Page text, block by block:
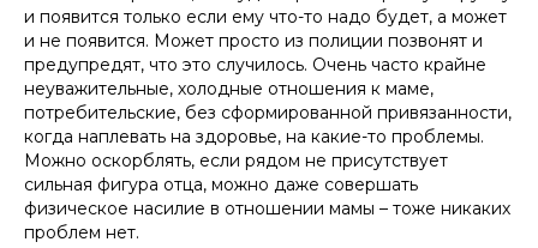
и появится только если ему что-то надо будет, а может
и не появится. Может просто из полиции позвонят и
предупредят, что это случилось. Очень часто крайне
неуважительные, холодные отношения к маме,
потребительские, без сформированной привязанности,
когда наплевать на здоровье, на какие-то проблемы.
Можно оскорблять, если рядом не присутствует
сильная фигура отца, можно даже совершать
физическое насилие в отношении мамы – тоже никаких
проблем нет.